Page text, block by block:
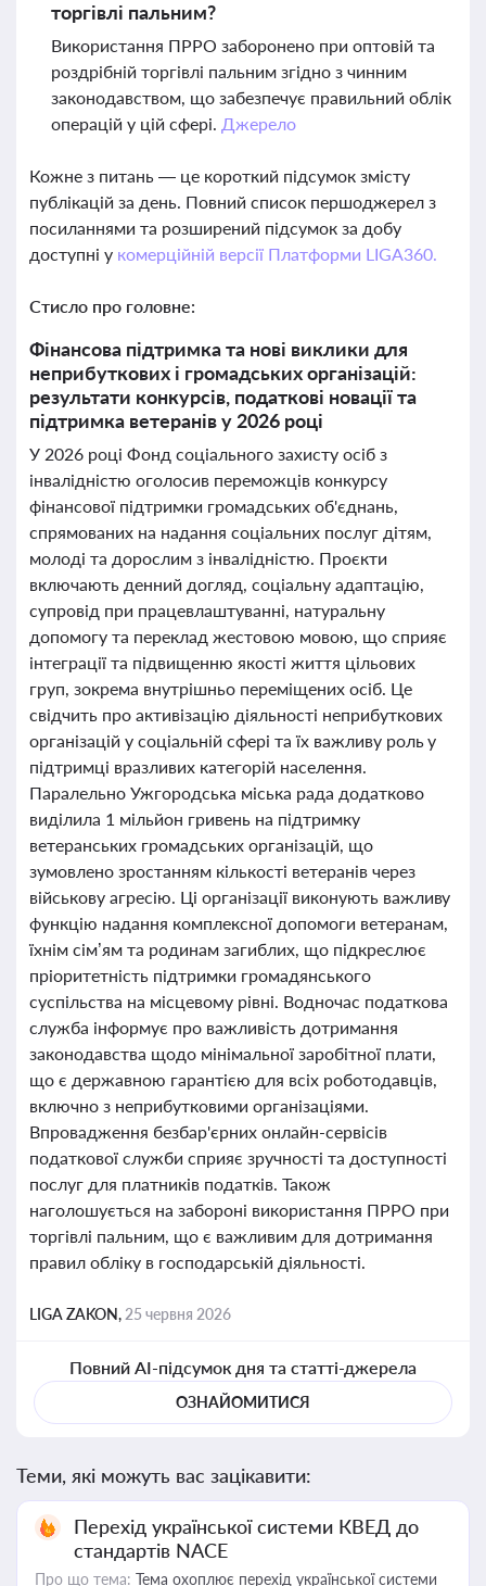
торгівлі пальним?
Використання ПРРО заборонено при оптовій та
роздрібній торгівлі пальним згідно з чинним
законодавством, що забезпечує правильний облік
операцій у цій сфері. Джерело
Кожне з питань — це короткий підсумок змісту
публікацій за день. Повний список першоджерел з
посиланнями та розширений підсумок за добу
доступні у комерційній версії Платформи LIGA360.
Стисло про головне:
Фінансова підтримка та нові виклики для
неприбуткових і громадських організацій:
результати конкурсів, податкові новації та
підтримка ветеранів у 2026 році
У 2026 році Фонд соціального захисту осіб з
інвалідністю оголосив переможців конкурсу
фінансової підтримки громадських об'єднань,
спрямованих на надання соціальних послуг дітям,
молоді та дорослим з інвалідністю. Проєкти
включають денний догляд, соціальну адаптацію,
супровід при працевлаштуванні, натуральну
допомогу та переклад жестовою мовою, що сприяє
інтеграції та підвищенню якості життя цільових
груп, зокрема внутрішньо переміщених осіб. Це
свідчить про активізацію діяльності неприбуткових
організацій у соціальній сфері та їх важливу роль у
підтримці вразливих категорій населення.
Паралельно Ужгородська міська рада додатково
виділила 1 мільйон гривень на підтримку
ветеранських громадських організацій, що
зумовлено зростанням кількості ветеранів через
військову агресію. Ці організації виконують важливу
функцію надання комплексної допомоги ветеранам,
їхнім сім’ям та родинам загиблих, що підкреслює
пріоритетність підтримки громадянського
суспільства на місцевому рівні. Водночас податкова
служба інформує про важливість дотримання
законодавства щодо мінімальної заробітної плати,
що є державною гарантією для всіх роботодавців,
включно з неприбутковими організаціями.
Впровадження безбар'єрних онлайн-сервісів
податкової служби сприяє зручності та доступності
послуг для платників податків. Також
наголошується на забороні використання ПРРО при
торгівлі пальним, що є важливим для дотримання
правил обліку в господарській діяльності.
LIGA ZAKON, 25 червня 2026
Повний AI-підсумок дня та статті-джерела
ОЗНАЙОМИТИСЯ
Теми, які можуть вас зацікавити:
Перехід української системи КВЕД до
стандартів NACE
Про що тема: Тема охоплює перехід української системи